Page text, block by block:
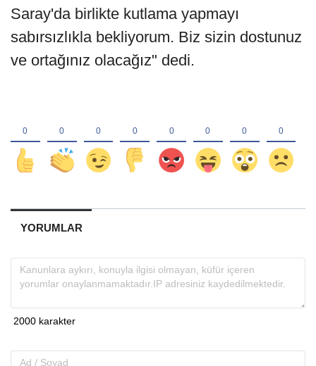
Saray'da birlikte kutlama yapmayı
sabırsızlıkla bekliyorum. Biz sizin dostunuz
ve ortağınız olacağız" dedi.
YORUMLAR